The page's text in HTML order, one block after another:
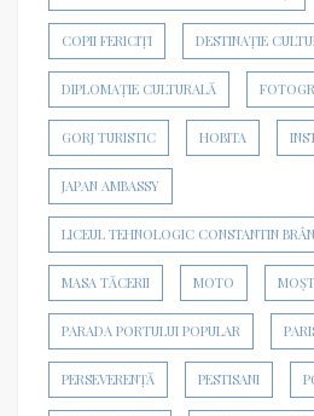
COPII FERICIȚI DESTINAȚIE
DIPLOMAȚIE CULTURALĂ
GORJ TURISTIC HOBITA
JAPAN AMBASSY
LICEUL TEHNOLOGIC CONSTANTIN
MASA TĂCERII MOTO
PARADA PORTULUI POPULAR
PERSEVERENȚĂ PESTISANI